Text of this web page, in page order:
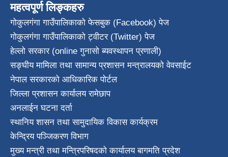
महत्वपूर्ण लिङ्कहरु
गोकुलगंगा गाउँपालिकाको फेसबुक (Facebook) पेज
गोकुलगंगा गाउँपालिकाको ट्वीटर (Twitter) पेज
हेल्लो सरकार (online गुनासो ब्यवस्थापन प्रणाली)
सङ्घीय मामिला तथा सामान्य प्रशासन मन्त्रालयको वेवसाईट
नेपाल सरकारको आधिकारिक पोर्टल
जिल्ला प्रशासन कार्यालय रामेछाप
अनलाईन घटना दर्ता
स्थानिय शासन तथा सामुदायिक विकास कार्यक्रम
केन्द्रिय पञ्जिकरण विभाग
मुख्य मन्त्री तथा मन्त्रिपरिषदको कार्यालय बागमति प्रदेश